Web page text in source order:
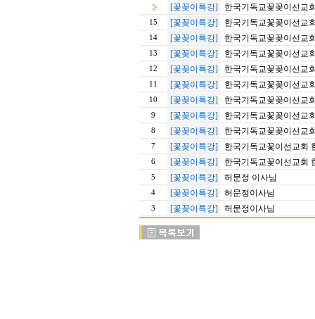
[꽃꽂이특강]
한국기독교꽃꽂이선교
15 [꽃꽂이특강] 한국기독교꽃꽂이선교
14 [꽃꽂이특강] 한국기독교꽃꽂이선교
13 [꽃꽂이특강] 한국기독교꽃꽂이선교
12 [꽃꽂이특강] 한국기독교꽃꽂이선교
11 [꽃꽂이특강] 한국기독교꽃꽂이선교
10 [꽃꽂이특강] 한국기독교꽃꽂이선교
9 [꽃꽂이특강] 한국기독교꽃꽂이선교
8 [꽃꽂이특강] 한국기독교꽃꽂이선교
7 [꽃꽂이특강] 한국기독교꽃이선교회
6 [꽃꽂이특강] 한국기독교꽃이선교회
5 [꽃꽂이특강] 허문정 이사님
4 [꽃꽂이특강] 허문정이사님
3 [꽃꽂이특강] 허문정이사님